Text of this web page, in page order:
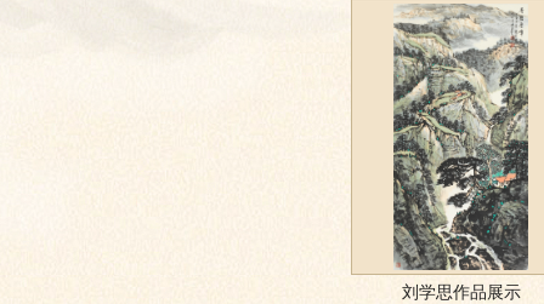
刘学思作品展示